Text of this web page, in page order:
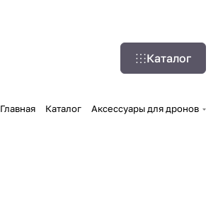
Каталог
Главная Каталог Аксессуары для дронов